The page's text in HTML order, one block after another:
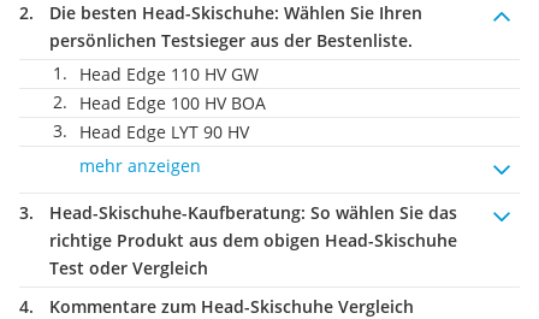
Die besten Head-Skischuhe: Wählen Sie Ihren
persönlichen Testsieger aus der Bestenliste.
Head Edge 110 HV GW
Head Edge 100 HV BOA
Head Edge LYT 90 HV
mehr anzeigen
Head-Skischuhe-Kaufberatung: So wählen Sie das
richtige Produkt aus dem obigen Head-Skischuhe
Test oder Vergleich
Kommentare zum Head-Skischuhe Vergleich